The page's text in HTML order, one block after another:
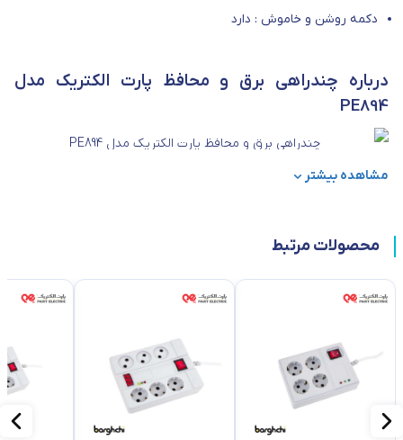
دکمه روشن و خاموش : دارد
درباره چندراهی برق و محافظ پارت الکتریک مدل
PE894
مشخصات فیزیکی
مشخصات فنی
تعداد پریزها
حداکثر توان قابل
پشتیبانی
2450 ولت آمپر
مشاهده بیشتر
محصولات مرتبط